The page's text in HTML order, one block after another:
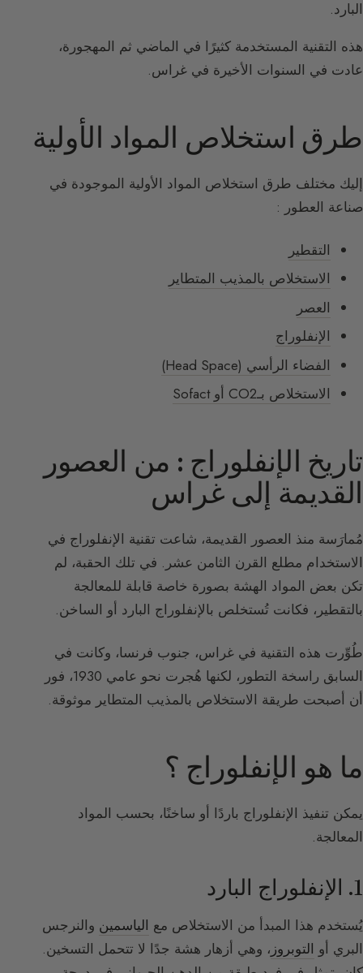
البارد.
هذه التقنية المستخدمة كثيرًا في الماضي ثم المهجورة،
عادت في السنوات الأخيرة في غراس.
طرق استخلاص المواد الأولية
إليك مختلف طرق استخلاص المواد الأولية الموجودة في
صناعة العطور :
التقطير
الاستخلاص بالمذيب المتطاير
العصر
الإنفلوراج
الفضاء الرأسي (Head Space)
الاستخلاص بـCO2 أو Sofact
تاريخ الإنفلوراج : من العصور
القديمة إلى غراس
مُمارَسة منذ العصور القديمة، شاعت تقنية الإنفلوراج في
الاستخدام مطلع القرن الثامن عشر. في تلك الحقبة، لم
تكن بعض المواد الهشة بصورة خاصة قابلة للمعالجة
بالتقطير، فكانت تُستخلص بالإنفلوراج البارد أو الساخن.
طُوِّرت هذه التقنية في غراس، جنوب فرنسا، وكانت في
السابق راسخة التطور، لكنها هُجرت نحو عامي 1930، فور
أن أصبحت طريقة الاستخلاص بالمذيب المتطاير موثوقة.
ما هو الإنفلوراج ؟
يمكن تنفيذ الإنفلوراج باردًا أو ساخنًا، بحسب المواد
المعالجة.
1. الإنفلوراج البارد
يُستخدم هذا المبدأ من الاستخلاص مع الياسمين والنرجس
البري أو التوبروز ، وهي أزهار هشة جدًا لا تتحمل التسخين.